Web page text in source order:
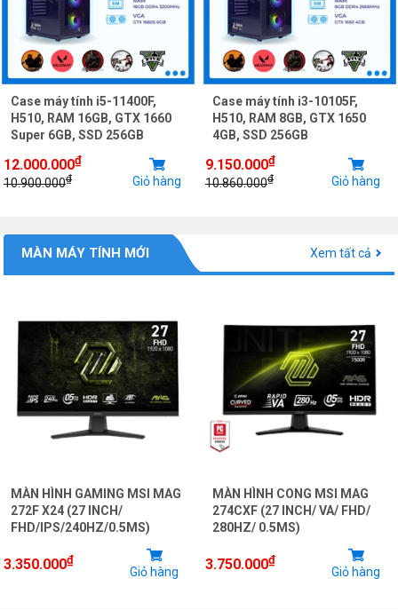
Case máy tính i5-11400F,
H510, RAM 16GB, GTX 1660
Super 6GB, SSD 256GB
12.000.000₫
10.900.000₫ Giỏ hàng
Case máy tính i3-10105F,
H510, RAM 8GB, GTX 1650
4GB, SSD 256GB
9.150.000₫
10.860.000₫ Giỏ hàng
MÀN MÁY TÍNH MỚI Xem tất cả
MÀN HÌNH GAMING MSI MAG
272F X24 (27 INCH/
FHD/IPS/240HZ/0.5MS)
3.350.000₫
Giỏ hàng
MÀN HÌNH CONG MSI MAG
274CXF (27 INCH/ VA/ FHD/
280HZ/ 0.5MS)
3.750.000₫
Giỏ hàng